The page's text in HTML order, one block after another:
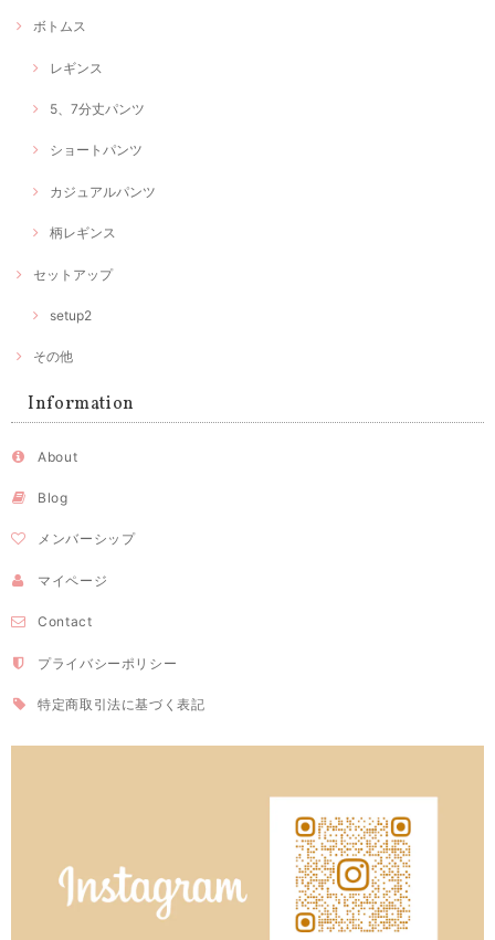
ボトムス
レギンス
5、7分丈パンツ
ショートパンツ
カジュアルパンツ
柄レギンス
セットアップ
setup2
その他
Information
About
Blog
メンバーシップ
マイページ
Contact
プライバシーポリシー
特定商取引法に基づく表記